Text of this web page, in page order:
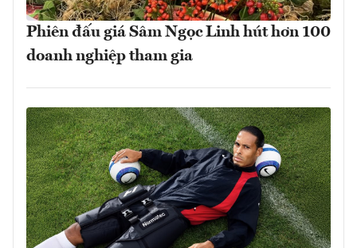
Phiên đấu giá Sâm Ngọc Linh hút hơn 100
doanh nghiệp tham gia